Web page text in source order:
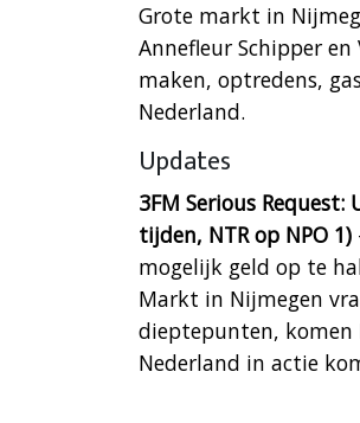
Grote markt in
Annefleur Schipper
maken, optredens,
Nederland.
Updates
3FM Serious
tijden, NTR op NPO 1)
mogelijk geld op te
Markt in Nijmegen
dieptepunten, komen
Nederland in actie